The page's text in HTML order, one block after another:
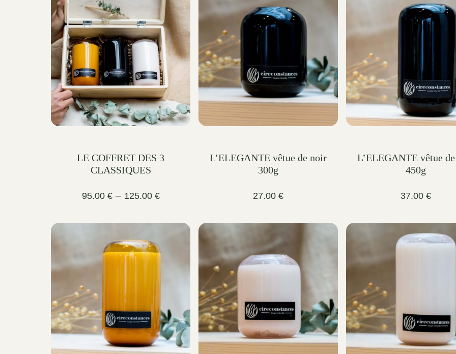
LE COFFRET DES 3
CLASSIQUES
95.00 € – 125.00 €Price
95.00 €
125.00 €
L’ELEGANTE vêtue de noir
300g
27.00 €
L’ELEGANTE vêtue
450g
37.00 €